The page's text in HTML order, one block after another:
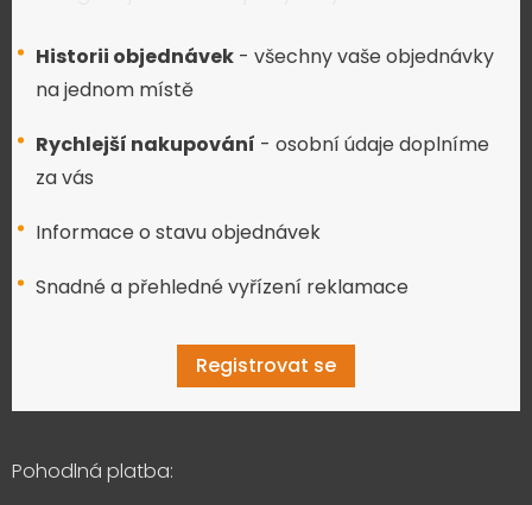
Historii objednávek - všechny vaše objednávky
na jednom místě
Rychlejší nakupování - osobní údaje doplníme
za vás
Informace o stavu objednávek
Snadné a přehledné vyřízení reklamace
Registrovat se
Pohodlná platba: